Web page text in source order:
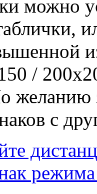
можно
/
желанию
с